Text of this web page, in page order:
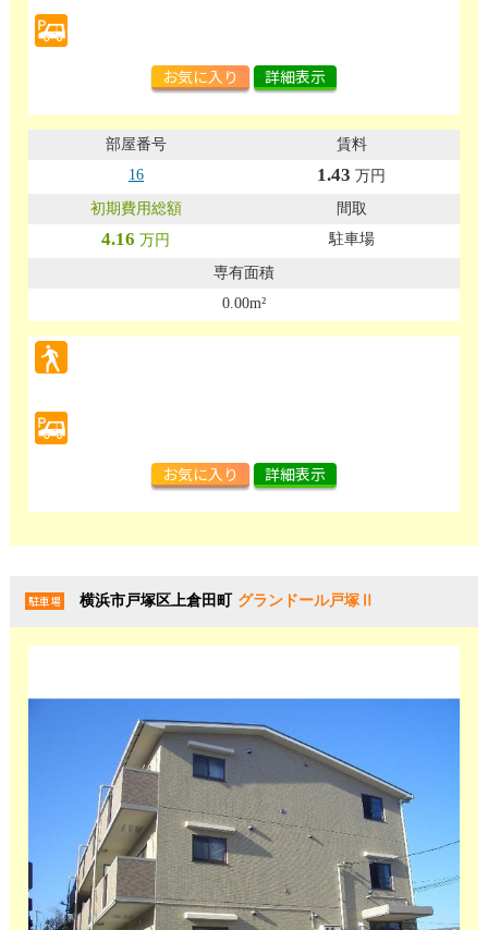
お気に入り 詳細表示
16 1.43 万円
4.16 万円 駐車場
0.00m²
お気に入り 詳細表示
駐車場 横浜市戸塚区上倉田町 グランドール戸塚Ⅱ